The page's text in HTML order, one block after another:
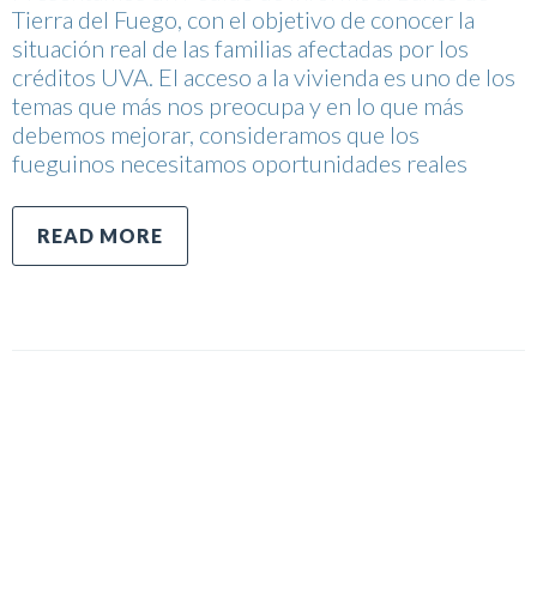
Tierra del Fuego, con el objetivo de conocer la
situación real de las familias afectadas por los
créditos UVA. El acceso a la vivienda es uno de los
temas que más nos preocupa y en lo que más
debemos mejorar, consideramos que los
fueguinos necesitamos oportunidades reales
READ MORE